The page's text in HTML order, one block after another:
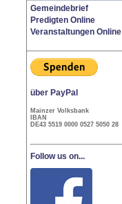
Gemeindebrief
Predigten Online
Veranstaltungen Online
über PayPal
Mainzer Volksbank
IBAN
DE43 5519 0000 0527 5050 28
Follow us on...